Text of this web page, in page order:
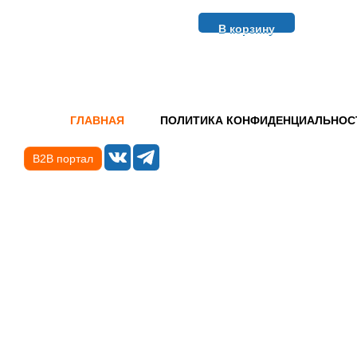
В корзину
ГЛАВНАЯ ПОЛИТИКА
B2B портал